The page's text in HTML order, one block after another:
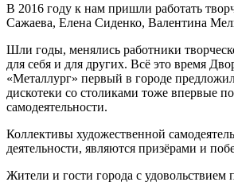
В 2016 году к нам пришли работать
Сажаева, Елена Сиденко, Валентина
Шли годы, менялись работники
для себя и для других. Всё это время
«Металлург» первый в городе
дискотеки со столиками тоже впервые
самодеятельности.
Коллективы художественной
деятельности, являются призёрами и
Жители и гости города с удовольствием